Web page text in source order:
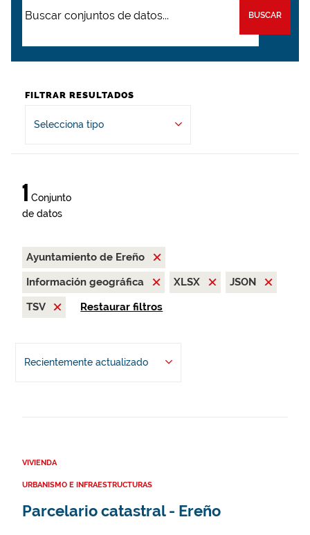
BUSCAR
FILTRAR RESULTADOS
Selecciona tipo
1 Conjunto
de datos
Ayuntamiento de Ereño
Información geográfica
XLSX
JSON
TSV
Restaurar filtros
Recientemente actualizado
VIVIENDA
URBANISMO E INFRAESTRUCTURAS
Parcelario catastral - Ereño